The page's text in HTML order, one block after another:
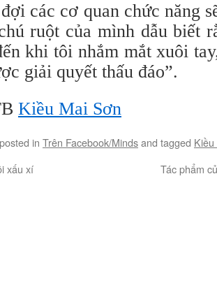
các cơ quan chức năng
ruột của mình dẫu biết
khi tôi nhắm mắt xuôi
giải quyết thấu đáo”.
Kiều Mai Sơn
in Trên Facebook/Mindsand tagged
xấu xí Tác phẩm